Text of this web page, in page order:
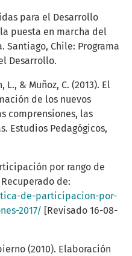
para el Desarrollo
la puesta en marcha del
Santiago, Chile: Programa
Desarrollo.
L., & Muñoz, C. (2013). El
de los nuevos
comprensiones, las
Estudios Pedagógicos,
por rango de
de:
de-participacion-por-
2017/ [Revisado 16-08-
(2010). Elaboración